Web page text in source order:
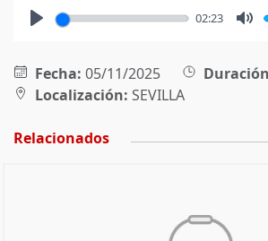
02:23
Fecha: 05/11/2025
Localización: SEVILLA
Relacionados